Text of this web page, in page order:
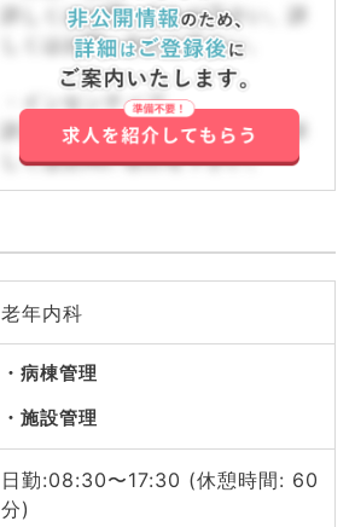
詳しくはお問い合わせ下さい。詳
しくはお問い合わせ下さい。
・インセンティブ
詳しくはお問い合わせ下さい。詳
しくはお問い合わせ下さい。
老年内科
病棟管理
施設管理
日勤:08:30〜17:30 (休憩時間: 60
分)